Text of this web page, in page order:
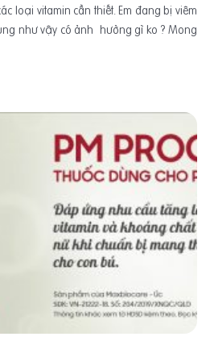
loại vitamin cần thiết. Em đang bị viêm
như vậy có ảnh hưởng gì ko ? Mong